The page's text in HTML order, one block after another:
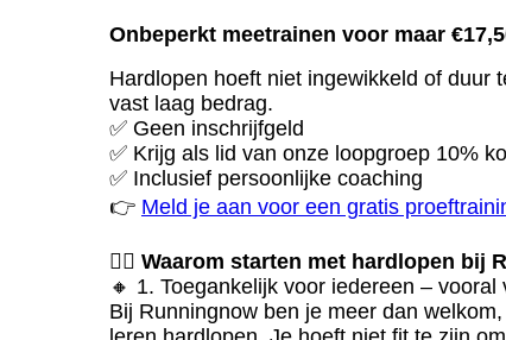
Onbeperkt meetrainen voor maar
Hardlopen hoeft niet ingewikkeld of duur
vast laag bedrag.
✅ Geen inschrijfgeld
✅ Krijg als lid van onze loopgroep 10%
✅ Inclusief persoonlijke coaching
👉 Meld je aan voor een gratis
🏃‍♂️ Waarom starten met hardlopen bij
🔸 1. Toegankelijk voor iedereen – vooral
Bij Runningnow ben je meer dan